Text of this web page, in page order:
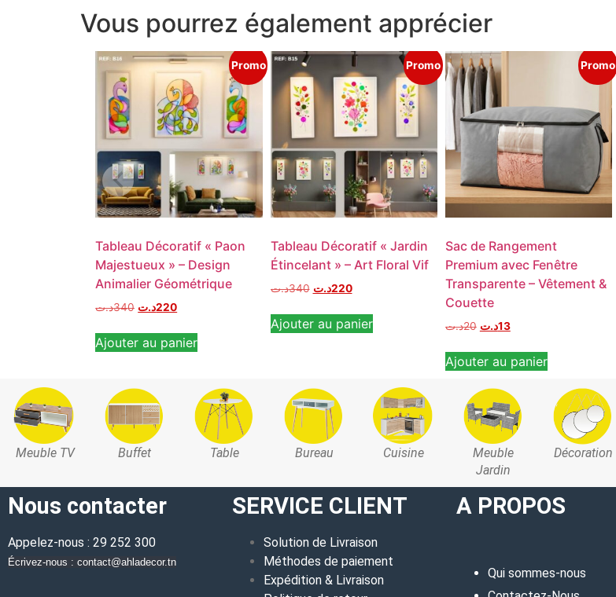
Vous pourrez également apprécier
Promo
Tableau Décoratif « Paon
Majestueux » – Design
Animalier Géométrique
340د.ت 220د.ت
Ajouter au panier
Promo
Tableau Décoratif « Jardin
Étincelant » – Art Floral Vif
340د.ت 220د.ت
Ajouter au panier
Promo
Sac de Rangement
Premium avec Fenêtre
Transparente – Vêtement &
Couette
20د.ت 13د.ت
Ajouter au panier
Meuble TV Buffet Table Bureau Cuisine
Meuble
Jardin
Décoration
Nous contacter
Appelez-nous : 29 252 300
Écrivez-nous : contact@ahladecor.tn
SERVICE CLIENT
Solution de Livraison
Méthodes de paiement
Expédition & Livraison
A PROPOS
Qui sommes-nous